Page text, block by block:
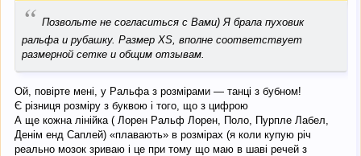
“ Позвольте не согласиться с Вами) Я брала пуховик
ральфа и рубашку. Размер XS, вполне соответствует
размерной сетке и общим отзывам.
Ой, повірте мені, у Ральфа з розмірами — танці з бубном!
Є різниця розміру з буквою і того, що з цифрою
А ще кожна лінійка ( Лорен Ральф Лорен, Поло, Пурпле Лабел,
Денім енд Саплей) «плавають» в розмірах (я коли купую річ
реально мозок зриваю і це при тому що маю в шаві речей з